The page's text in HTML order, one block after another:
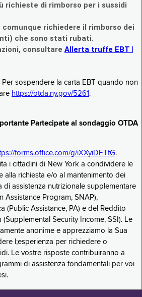
richieste di rimborso per i sussidi
richiedere il rimborso dei
che sono stati rubati.
consultare Allerta truffe EBT |
Per sospendere la carta EBT quando non
https://otda.ny.gov/5261 .
Partecipate al sondaggio OTDA
forms.office.com/g/iXXyiDETtG.
i cittadini di New York a condividere le
alla richiesta e/o al mantenimento dei
di assistenza nutrizionale supplementare
Assistance Program, SNAP),
(Public Assistance, PA) e del Reddito
Security Income, SSI). Le
anonime e apprezziamo la Sua
l;esperienza per richiedere o
Le vostre risposte contribuiranno a
di assistenza fondamentali per voi